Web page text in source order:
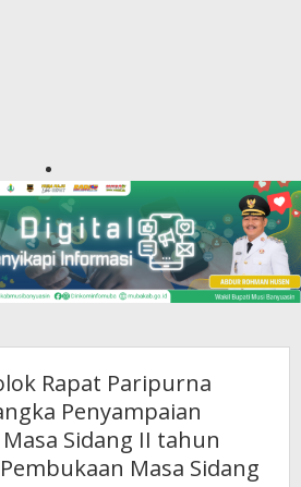
Rapat Paripurna
Penyampaian
Sidang II tahun
Masa Sidang